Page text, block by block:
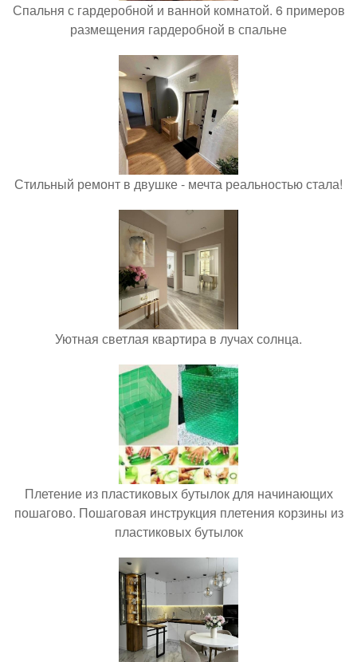
Спальня с гардеробной и ванной комнатой. 6 примеров
размещения гардеробной в спальне
Стильный ремонт в двушке - мечта реальностью стала!
Уютная светлая квартира в лучах солнца.
Плетение из пластиковых бутылок для начинающих
пошагово. Пошаговая инструкция плетения корзины из
пластиковых бутылок